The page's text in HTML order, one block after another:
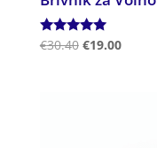
Ocenjeno
€30.40 €19.00